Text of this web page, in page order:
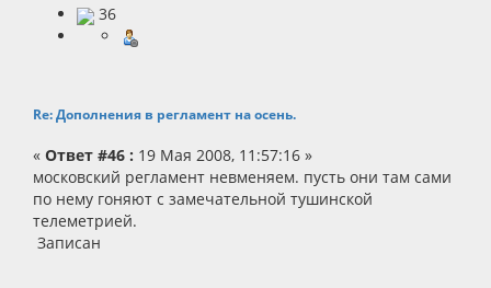
36
Re: Дополнения в регламент на осень.
« Ответ #46 : 19 Мая 2008, 11:57:16 »
московский регламент невменяем. пусть они там сами
по нему гоняют с замечательной тушинской
телеметрией.
Записан